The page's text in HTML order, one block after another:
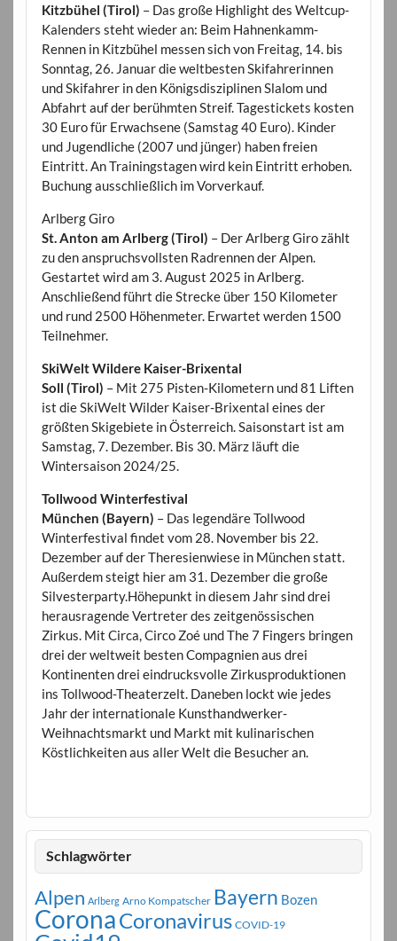
Kitzbühel (Tirol) – Das große Highlight des Weltcup-
Kalenders steht wieder an: Beim Hahnenkamm-
Rennen in Kitzbühel messen sich von Freitag, 14. bis
Sonntag, 26. Januar die weltbesten Skifahrerinnen
und Skifahrer in den Königsdisziplinen Slalom und
Abfahrt auf der berühmten Streif. Tagestickets kosten
30 Euro für Erwachsene (Samstag 40 Euro). Kinder
und Jugendliche (2007 und jünger) haben freien
Eintritt. An Trainingstagen wird kein Eintritt erhoben.
Buchung ausschließlich im Vorverkauf.
Arlberg Giro
St. Anton am Arlberg (Tirol) – Der Arlberg Giro zählt
zu den anspruchsvollsten Radrennen der Alpen.
Gestartet wird am 3. August 2025 in Arlberg.
Anschließend führt die Strecke über 150 Kilometer
und rund 2500 Höhenmeter. Erwartet werden 1500
Teilnehmer.
SkiWelt Wildere Kaiser-Brixental
Soll (Tirol) – Mit 275 Pisten-Kilometern und 81 Liften
ist die SkiWelt Wilder Kaiser-Brixental eines der
größten Skigebiete in Österreich. Saisonstart ist am
Samstag, 7. Dezember. Bis 30. März läuft die
Wintersaison 2024/25.
Tollwood Winterfestival
München (Bayern) – Das legendäre Tollwood
Winterfestival findet vom 28. November bis 22.
Dezember auf der Theresienwiese in München statt.
Außerdem steigt hier am 31. Dezember die große
Silvesterparty.Höhepunkt in diesem Jahr sind drei
herausragende Vertreter des zeitgenössischen
Zirkus. Mit Circa, Circo Zoé und The 7 Fingers bringen
drei der weltweit besten Compagnien aus drei
Kontinenten drei eindrucksvolle Zirkusproduktionen
ins Tollwood-Theaterzelt. Daneben lockt wie jedes
Jahr der internationale Kunsthandwerker-
Weihnachtsmarkt und Markt mit kulinarischen
Köstlichkeiten aus aller Welt die Besucher an.
Schlagwörter
Alpen Arlberg Arno Kompatscher Bayern Bozen
CoronaCoronavirus COVID-19